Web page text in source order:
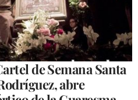
de Semana Santa
abre